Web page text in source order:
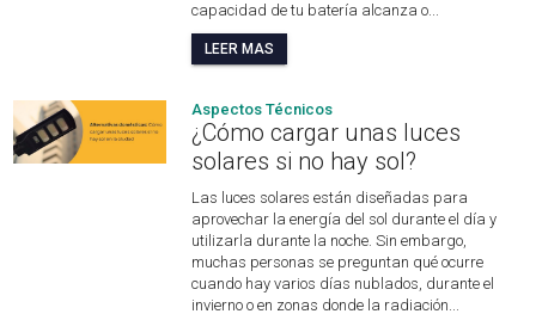
capacidad de tu batería alcanza o...
LEER MAS
Aspectos Técnicos
¿Cómo cargar unas luces
solares si no hay sol?
Las luces solares están diseñadas para
aprovechar la energía del sol durante el día y
utilizarla durante la noche. Sin embargo,
muchas personas se preguntan qué ocurre
cuando hay varios días nublados, durante el
invierno o en zonas donde la radiación...